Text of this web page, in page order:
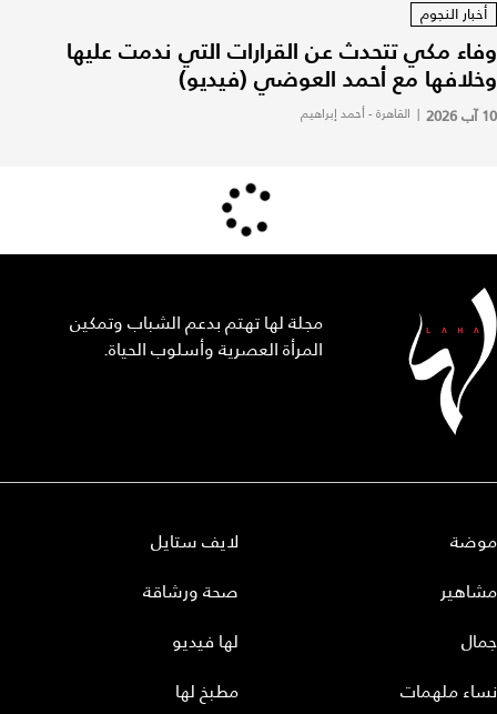
أخبار النجوم
وفاء مكي تتحدث عن القرارات التي ندمت عليها
وخلافها مع أحمد العوضي (فيديو)
10 آب 2026 | القاهرة - أحمد إبراهيم
مجلة لها تهتم بدعم الشباب وتمكين
المرأة العصرية وأسلوب الحياة.
موضة
مشاهير
جمال
نساء ملهمات
لايف ستايل
صحة ورشاقة
لها فيديو
مطبخ لها